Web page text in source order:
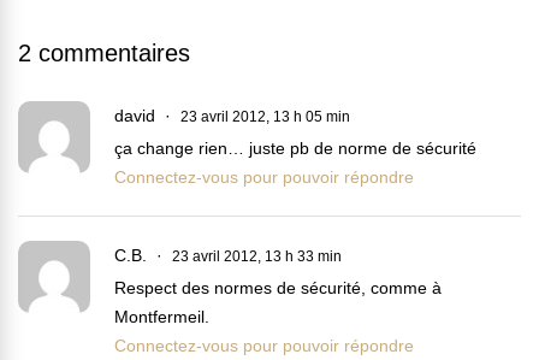
2 commentaires
david 23 avril 2012, 13 h 05 min
ça change rien… juste pb de norme de sécurité
Connectez-vous pour pouvoir répondre
C.B. 23 avril 2012, 13 h 33 min
Respect des normes de sécurité, comme à
Montfermeil.
Connectez-vous pour pouvoir répondre